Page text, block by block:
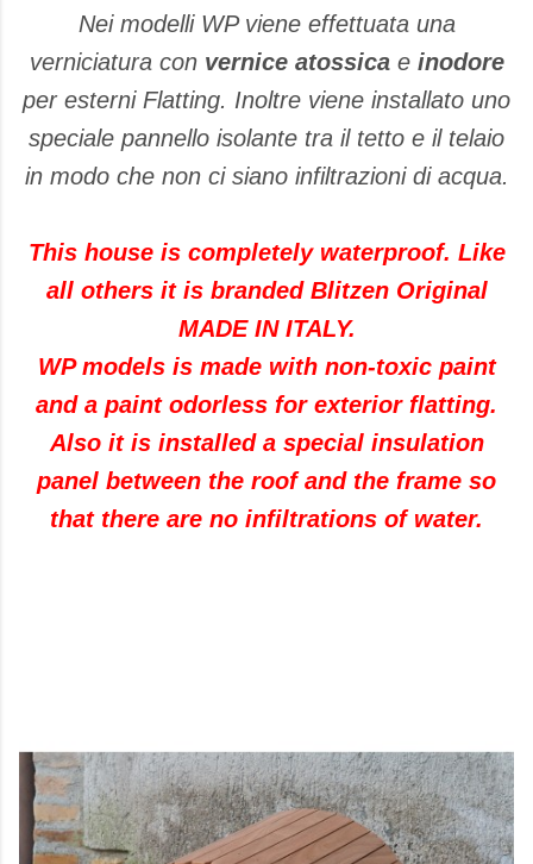
Nei modelli WP viene effettuata una
verniciatura con vernice atossica e inodore
per esterni Flatting. Inoltre viene installato uno
speciale pannello isolante tra il tetto e il telaio
in modo che non ci siano infiltrazioni di acqua.
This house is completely waterproof. Like
all others it is branded Blitzen Original
MADE IN ITALY.
WP models is made with non-toxic paint
and a paint odorless for exterior flatting.
Also it is installed a special insulation
panel between the roof and the frame so
that there are no infiltrations of water.